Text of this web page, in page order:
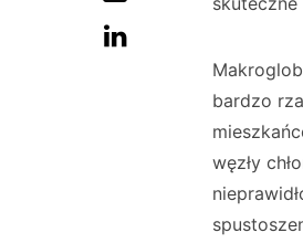
bardzo
węzły